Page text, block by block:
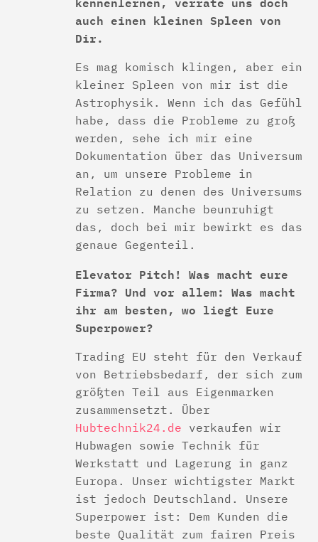
auch einen kleinen Spleen von
Dir.
Es mag komisch klingen, aber ein
kleiner Spleen von mir ist die
Astrophysik. Wenn ich das Gefühl
habe, dass die Probleme zu groß
werden, sehe ich mir eine
Dokumentation über das Universum
an, um unsere Probleme in
Relation zu denen des Universums
zu setzen. Manche beunruhigt
das, doch bei mir bewirkt es das
genaue Gegenteil.
Elevator Pitch! Was macht eure
Firma? Und vor allem: Was macht
ihr am besten, wo liegt Eure
Superpower?
Trading EU steht für den Verkauf
von Betriebsbedarf, der sich zum
größten Teil aus Eigenmarken
zusammensetzt. Über
Hubtechnik24.de verkaufen wir
Hubwagen sowie Technik für
Werkstatt und Lagerung in ganz
Europa. Unser wichtigster Markt
ist jedoch Deutschland. Unsere
Superpower ist: Dem Kunden die
beste Qualität zum fairen Preis